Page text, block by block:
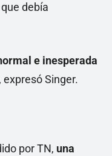
debía
e inesperada
expresó Singer.
por TN, una